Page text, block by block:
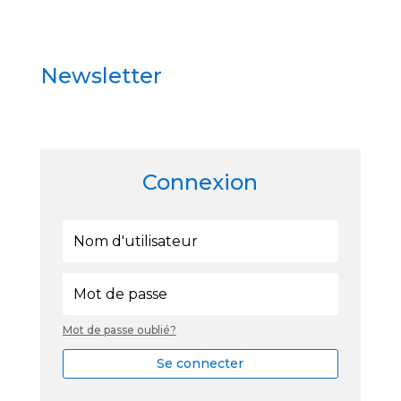
Newsletter
Connexion
Mot de passe oublié?
Se connecter